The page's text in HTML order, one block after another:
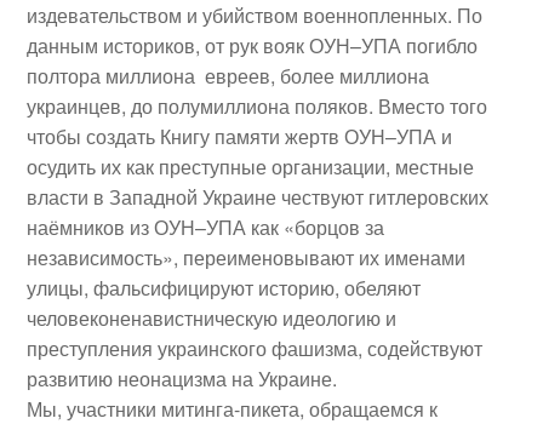
издевательством и убийством военнопленных. По
данным историков, от рук вояк ОУН–УПА погибло
полтора миллиона евреев, более миллиона
украинцев, до полумиллиона поляков. Вместо того
чтобы создать Книгу памяти жертв ОУН–УПА и
осудить их как преступные организации, местные
власти в Западной Украине чествуют гитлеровских
наёмников из ОУН–УПА как «борцов за
независимость», переименовывают их именами
улицы, фальсифицируют историю, обеляют
человеконенавистническую идеологию и
преступления украинского фашизма, содействуют
развитию неонацизма на Украине.
Мы, участники митинга-пикета, обращаемся к